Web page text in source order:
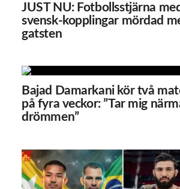
JUST NU: Fotbollsstjärna
svensk-kopplingar mördad
gatsten
Bajad Damarkani kör två
på fyra veckor: ”Tar mig
drömmen”